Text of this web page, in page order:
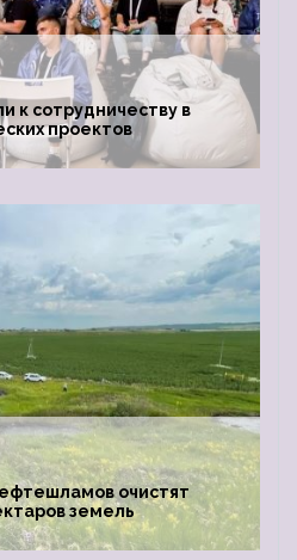
к сотрудничеству в
проектов
очистят
земель